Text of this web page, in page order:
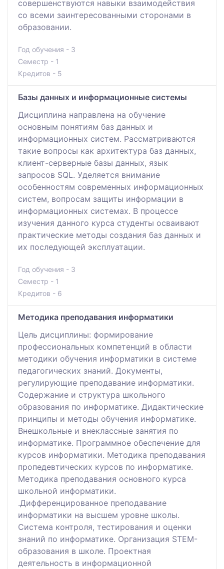
совершенствуются навыки взаимодействия
со всеми заинтересованными сторонами в
образовании.
Год обучения - 3
Семестр - 1
Кредитов - 5
Базы данных и информационные системы
Дисциплина направлена на обучение
основным понятиям баз данных и
информационных систем. Рассматриваются
такие вопросы как архитектура баз данных,
клиент-серверные базы данных, язык
запросов SQL. Уделяется внимание
особенностям современных информационных
систем, вопросам защиты информации в
информационных системах. В процессе
изучения данного курса студенты осваивают
практические методы создания баз данных и
их последующей эксплуатации.
Год обучения - 3
Семестр - 1
Кредитов - 6
Методика преподавания информатики
Цель дисциплины: формирование
профессиональных компетенций в области
методики обучения информатики в системе
педагогических знаний. Документы,
регулирующие преподавание информатики.
Содержание и структура школьного
образования по информатике. Дидактические
принципы и методы обучения информатике.
Внешкольные и внеклассные занятия по
информатике. Программное обеспечение для
курсов информатики. Методика преподавания
пропедевтических курсов по информатике.
Методика преподавания основного курса
школьной информатики.
.Дифференцированное преподавание
информатики на высшем уровне школы.
Система контроля, тестирования и оценки
знаний по информатике. Организация STEM-
образования в школе. Проектная
деятельность в информационной